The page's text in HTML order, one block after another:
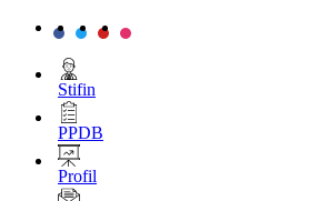
Stifin
PPDB
Profil